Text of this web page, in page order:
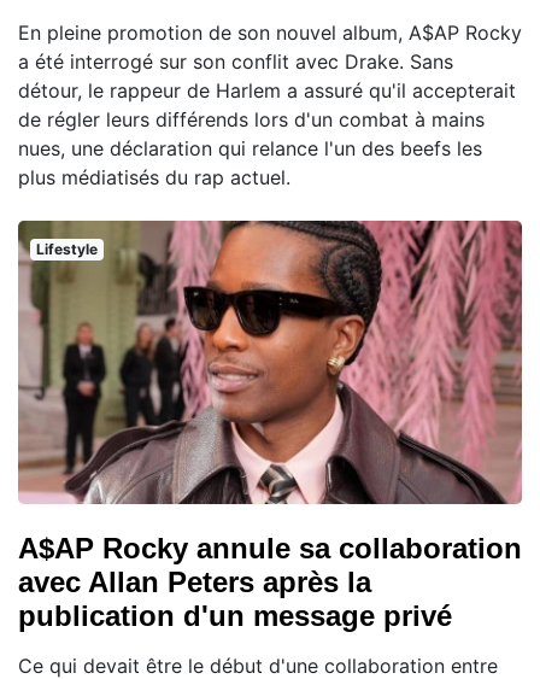
En pleine promotion de son nouvel album, A$AP Rocky
a été interrogé sur son conflit avec Drake. Sans
détour, le rappeur de Harlem a assuré qu'il accepterait
de régler leurs différends lors d'un combat à mains
nues, une déclaration qui relance l'un des beefs les
plus médiatisés du rap actuel.
Lifestyle
A$AP Rocky annule sa collaboration
avec Allan Peters après la
publication d'un message privé
Ce qui devait être le début d'une collaboration entre